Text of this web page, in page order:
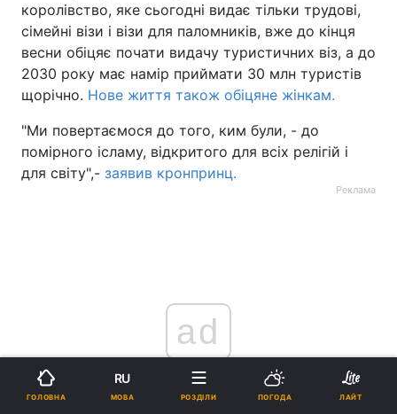
королівство, яке сьогодні видає тільки трудові,
сімейні візи і візи для паломників, вже до кінця
весни обіцяє почати видачу туристичних віз, а до
2030 року має намір приймати 30 млн туристів
щорічно. Нове життя також обіцяне жінкам.
"Ми повертаємося до того, ким були, - до
помірного ісламу, відкритого для всіх релігій і
для світу",- заявив кронпринц.
Реклама
ad
ГОЛОВНА
RU
МОВА РОЗДІЛИ ПОГОДА ЛАЙТ